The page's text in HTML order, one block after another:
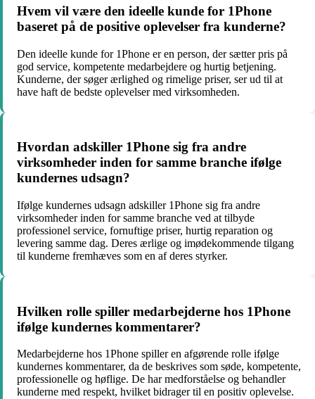
Hvem vil være den ideelle kunde for 1Phone
baseret på de positive oplevelser fra kunderne?
Den ideelle kunde for 1Phone er en person, der sætter pris på
god service, kompetente medarbejdere og hurtig betjening.
Kunderne, der søger ærlighed og rimelige priser, ser ud til at
have haft de bedste oplevelser med virksomheden.
Hvordan adskiller 1Phone sig fra andre
virksomheder inden for samme branche ifølge
kundernes udsagn?
Ifølge kundernes udsagn adskiller 1Phone sig fra andre
virksomheder inden for samme branche ved at tilbyde
professionel service, fornuftige priser, hurtig reparation og
levering samme dag. Deres ærlige og imødekommende tilgang
til kunderne fremhæves som en af deres styrker.
Hvilken rolle spiller medarbejderne hos 1Phone
ifølge kundernes kommentarer?
Medarbejderne hos 1Phone spiller en afgørende rolle ifølge
kundernes kommentarer, da de beskrives som søde, kompetente,
professionelle og høflige. De har medforståelse og behandler
kunderne med respekt, hvilket bidrager til en positiv oplevelse.